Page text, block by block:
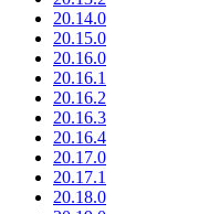
20.14.0
20.15.0
20.16.0
20.16.1
20.16.2
20.16.3
20.16.4
20.17.0
20.17.1
20.18.0